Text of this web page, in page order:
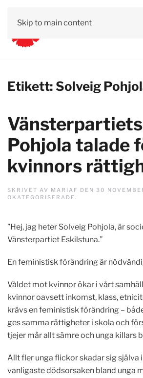
Skip to main content
Etikett: Solveig
Pohjola talade
kvinnors
SKRIVET AV MARIAF DEN 30
OKATEGORISERADE.
”Hej, jag heter Solveig Pohjola, är
Vänsterpartiet Eskilstuna.”
En feministisk förändring är
Våldet mot kvinnor ökar i vårt
kvinnor oavsett inkomst, klass,
krävs en feministisk förändring –
ges samma rättigheter i skola och
tjejer mår allt sämre och unga killars
Allt fler unga flickor skadar sig själva
vanligaste dödsorsaken bland unga